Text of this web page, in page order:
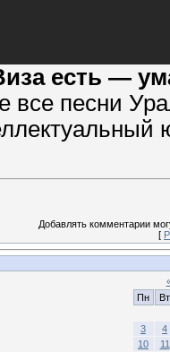
есть —
все песни
Добавлять комментарии
[
Пн
Вт
3
4
10
11